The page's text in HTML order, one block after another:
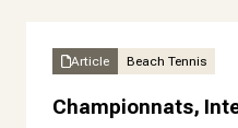
Article Beach Tennis
Championnats,